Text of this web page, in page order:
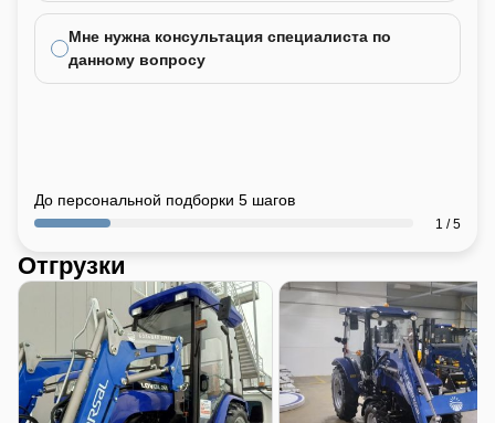
Мне нужна консультация специалиста по
данному вопросу
До персональной подборки 5 шагов
1 / 5
Отгрузки